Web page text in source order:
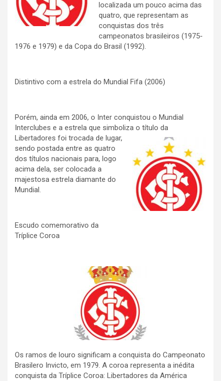
localizada um pouco acima das
quatro, que representam as
conquistas dos três
campeonatos brasileiros (1975-
1976 e 1979) e da Copa do Brasil (1992).
Distintivo com a estrela do Mundial Fifa (2006)
Porém, ainda em 2006, o Inter conquistou o Mundial
Interclubes e a estrela que simboliza o título da
Libertadores foi trocada de lugar,
sendo postada entre as quatro
dos títulos nacionais para, logo
acima dela, ser colocada a
majestosa estrela diamante do
Mundial.
Escudo comemorativo da
Tríplice Coroa
Os ramos de louro significam a conquista do Campeonato
Brasilero Invicto, em 1979. A coroa representa a inédita
conquista da Tríplice Coroa: Libertadores da América